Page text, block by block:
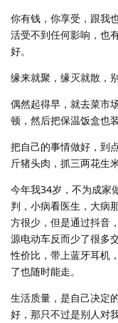
你有钱，你享受，跟我
活受不到任何影响，也
好。
缘来就聚，缘灭就散，
偶然起得早，就去菜市
顿，然后把保温饭盒也
把自己的事情做好，到
斤猪头肉，抓三两花生
今年我34岁，不为成家
判，小病看医生，大病
方很少，但是通过抖音
源电动车反而少了很多
性价比，带上蓝牙耳机
了也随时能走。
生活质量，是自己决定
好，那只不过是别人对